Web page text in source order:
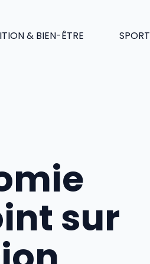
& BIEN-ÊTRE SPORT
sur